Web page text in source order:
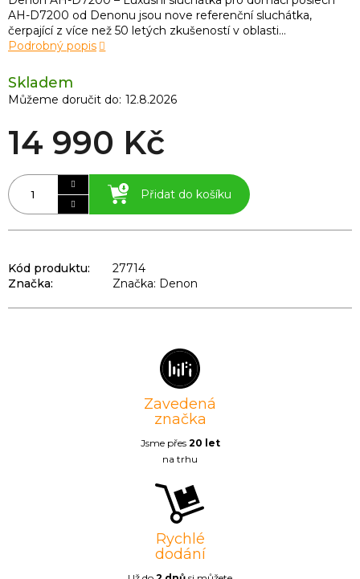
Skladem
Můžeme doručit do: 12.8.2026
14 990 Kč
Přidat do košíku
Kód produktu:
27714
Značka:
Značka: Denon
AH-D7200 od Denonu jsou nove referenční sluchátka,
čerpající z více než 50 letých zkušeností v oblasti...
Podrobný popis
Zavedená
značka
Jsme přes 20 let
na trhu
Rychlé
dodání